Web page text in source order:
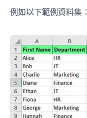
例如以下範例資料集：